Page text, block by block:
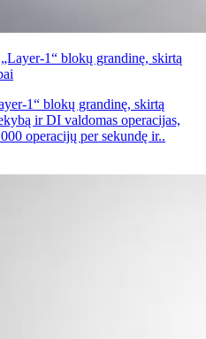
1“ blokų grandinę, skirtą
1“ blokų grandinę, skirtą
ir DI valdomas operacijas,
operacijų per sekundę ir..